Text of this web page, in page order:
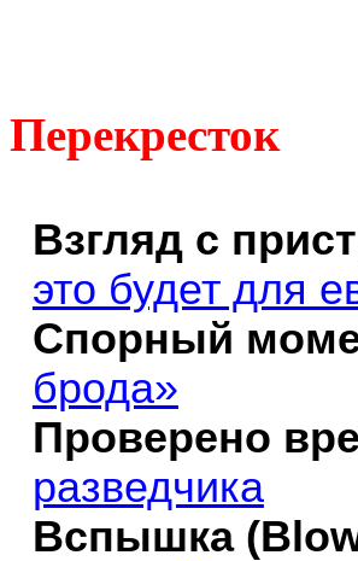
Перекресток
Взгляд с
это будет для
Спорный
брода»
Проверено
разведчика
Вспышка